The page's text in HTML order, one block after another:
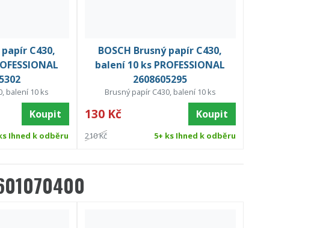
papír C430,
balení 10 ks
Koupit
Ihned k odběru
BOSCH Brusný papír C430,
balení 10 ks PROFESSIONAL
2608605295
Brusný papír C430, balení 10 ks
130 Kč Koupit
210 Kč 5+ ks Ihned k odběru